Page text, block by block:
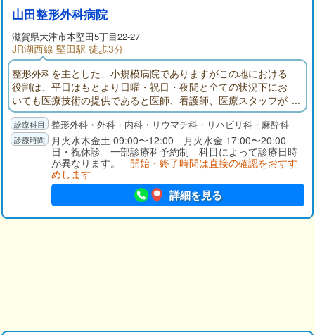
山田整形外科病院
滋賀県大津市本堅田5丁目22-27
JR湖西線 堅田駅 徒歩3分
整形外科を主とした、小規模病院でありますがこの地における
役割は、平日はもとより日曜・祝日・夜間と全ての状況下にお
いても医療技術の提供であると医師、看護師、医療スタッフが
一つのチームとなってお応えしています。
整形外科・外科・内科・リウマチ科・リハビリ科・麻酔科
月火水木金土 09:00〜12:00 月火水金 17:00〜20:00
日・祝休診 一部診療科予約制 科目によって診療日時
が異なります。 開始・終了時間は直接の確認をおすす
めします
詳細を見る